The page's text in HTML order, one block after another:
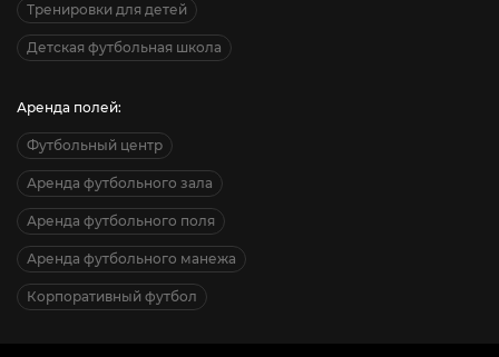
Тренировки для детей
Детская футбольная школа
Аренда полей:
Футбольный центр
Аренда футбольного зала
Аренда футбольного поля
Аренда футбольного манежа
Корпоративный футбол